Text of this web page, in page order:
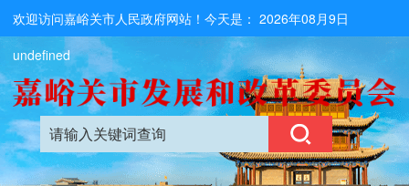
欢迎访问嘉峪关市人民政府网站！今天是：2026年08月9日
undefined